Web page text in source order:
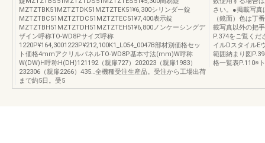
MZTZTBK51MZTZTDK51MZTZTEK51¥6,300シリンダー錠
MZTZTBC51MZTZTDC51MZTZTEC51¥7,400表示錠
MZTZTBH51MZTZTDH51MZTZTEH51¥6,800ノンケーシングデ
ザイン呼称TO-WD8Pサイズ呼称
1220P¥164,3001223P¥212,100K1_L054_0047B部材別価格セッ
ト価格4mmアクリルパネルTO-WD8P基本寸法(mm)W呼称
W(DW)H呼称H(DH)121192（親扉727）202023（親扉1983）
232306（親扉2266）435…全機種受注生産品。受注から工場出荷
まで約5日。受5
さい。●掲載写
（鏡面）色は丁
載写真以外の把
P.374をご覧くだ
イルDスタイルE
範囲納まり図
格一覧表P.110※